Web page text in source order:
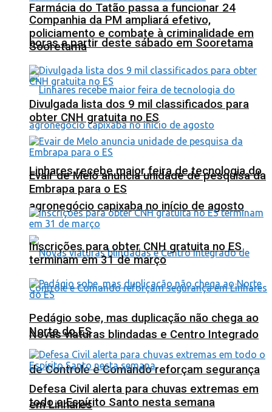
Farmácia do Tatão passa a funcionar 24
horas a partir deste sábado em Sooretama
Linhares recebe maior feira de tecnologia do
agronegócio capixaba no início de agosto
Novas viaturas blindadas e Centro Integrado
de Controle e Comando reforçam segurança
em Linhares
Companhia da PM ampliará efetivo,
policiamento e combate à criminalidade em
Sooretama
Divulgada lista dos 9 mil classificados para
obter CNH gratuita no ES
Evair de Melo anuncia unidade de pesquisa da
Embrapa para o ES
Inscrições para obter CNH gratuita no ES
terminam em 31 de março
Pedágio sobe, mas duplicação não chega ao
Norte do ES
Defesa Civil alerta para chuvas extremas em
todo o Espírito Santo nesta semana